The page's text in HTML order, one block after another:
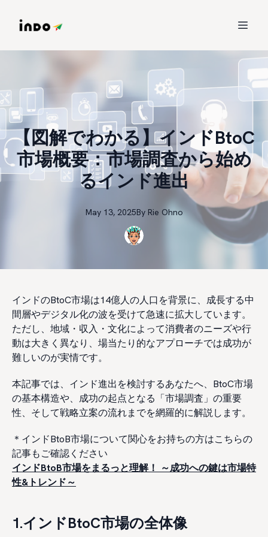
【図解でわかる】インドBtoC
市場概要：市場調査から始め
るインド進出
May 13, 2025By Rie Ohno
インドのBtoC市場は14億人の人口を背景に、成長する中
間層やデジタル化の波を受けて急速に拡大しています。
ただし、地域・収入・文化によって消費者のニーズや行
動は大きく異なり、場当たり的なアプローチでは成功が
難しいのが実情です。
本記事では、インド進出を検討するあなたへ、BtoC市場
の基本構造や、成功の起点となる「市場調査」の重要
性、そして戦略立案の流れまでを網羅的に解説します。
＊インドBtoB市場について関心をお持ちの方はこちらの
記事もご確認ください
インドBtoB市場をまるっと理解！ ～成功への鍵は市場特
性&トレンド～
1.インドBtoC市場の全体像